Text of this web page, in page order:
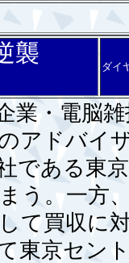
逆襲
ダイ
業・電脳
アドバイ
である東
う。一方
て買収に
東京セン